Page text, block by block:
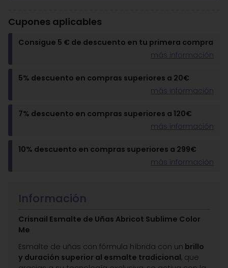
Cupones aplicables
Consigue 5 € de descuento en tu primera compra
más información
5% descuento en compras superiores a 20€
más información
7% descuento en compras superiores a 120€
más información
10% descuento en compras superiores a 299€
más información
Información
Crisnail Esmalte de Uñas Abricot Sublime Color
Me
Esmalte de uñas con fórmula híbrida con un brillo
y duración superior al esmalte tradicional, que